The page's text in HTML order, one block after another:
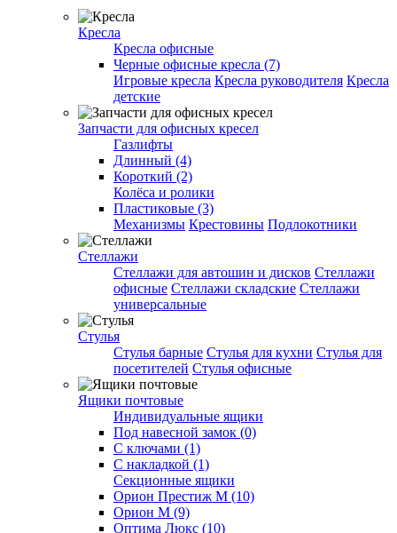
Кресла
Кресла офисные
Черные офисные кресла (7)
Игровые кресла Кресла руководителя Кресла
детские
Запчасти для офисных кресел
Газлифты
Длинный (4)
Короткий (2)
Колёса и ролики
Пластиковые (3)
Механизмы Крестовины Подлокотники
Стеллажи
Стеллажи для автошин и дисков Стеллажи
офисные Стеллажи складские Стеллажи
универсальные
Стулья
Стулья барные Стулья для кухни Стулья для
посетителей Стулья офисные
Ящики почтовые
Индивидуальные ящики
Под навесной замок (0)
С ключами (1)
С накладкой (1)
Секционные ящики
Орион Престиж М (10)
Орион М (9)
Оптима Люкс (10)